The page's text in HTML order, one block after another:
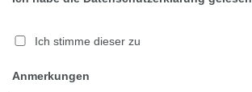
Ich stimme dieser zu
Anmerkungen